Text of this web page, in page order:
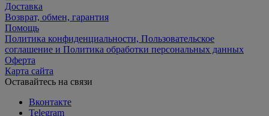
Доставка
Возврат, обмен, гарантия
Помощь
Политика конфиденциальности, Пользовательское
соглашение и Политика обработки персональных данных
Оферта
Карта сайта
Оставайтесь на связи
Вконтакте
Telegram